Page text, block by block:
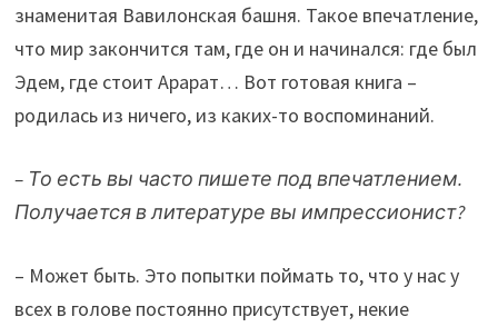
знаменитая Вавилонская башня. Такое впечатление,
что мир закончится там, где он и начинался: где был
Эдем, где стоит Арарат… Вот готовая книга –
родилась из ничего, из каких-то воспоминаний.
– То есть вы часто пишете под впечатлением.
Получается в литературе вы импрессионист?
– Может быть. Это попытки поймать то, что у нас у
всех в голове постоянно присутствует, некие